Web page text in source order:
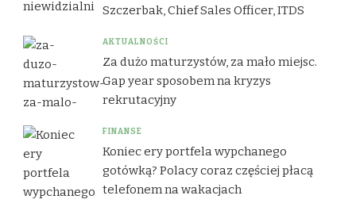
Szczerbak, Chief Sales Officer, ITDS
AKTUALNOŚCI
Za dużo maturzystów, za mało miejsc.
Gap year sposobem na kryzys
rekrutacyjny
FINANSE
Koniec ery portfela wypchanego
gotówką? Polacy coraz częściej płacą
telefonem na wakacjach